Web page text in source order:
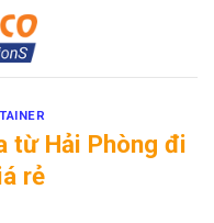
từ Hải Phòng đi
rẻ